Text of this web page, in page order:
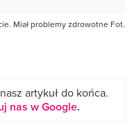
Miał problemy zdrowotne Fot.
artykuł do końca.
nas w Google.